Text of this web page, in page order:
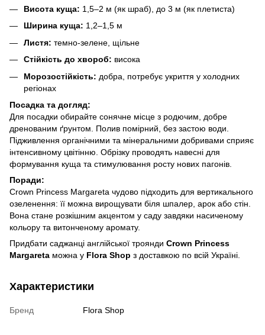
Висота куща: 1,5–2 м (як шраб), до 3 м (як плетиста)
Ширина куща: 1,2–1,5 м
Листя: темно-зелене, щільне
Стійкість до хвороб: висока
Морозостійкість: добра, потребує укриття у холодних
регіонах
Посадка та догляд:
Для посадки обирайте сонячне місце з родючим, добре
дренованим ґрунтом. Полив помірний, без застою води.
Підживлення органічними та мінеральними добривами сприяє
інтенсивному цвітінню. Обрізку проводять навесні для
формування куща та стимулювання росту нових пагонів.
Поради:
Crown Princess Margareta чудово підходить для вертикального
озеленення: її можна вирощувати біля шпалер, арок або стін.
Вона стане розкішним акцентом у саду завдяки насиченому
кольору та витонченому аромату.
Придбати саджанці англійської троянди Crown Princess
Margareta можна у Flora Shop з доставкою по всій Україні.
Характеристики
Бренд Flora Shop